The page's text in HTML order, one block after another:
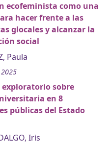
ecofeminista como una
hacer frente a las
glocales y alcanzar la
social
Paula
sobre
en 8
públicas del Estado
Iris